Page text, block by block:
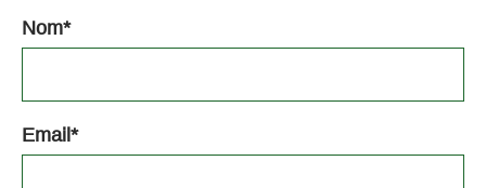
Nom*
Email *